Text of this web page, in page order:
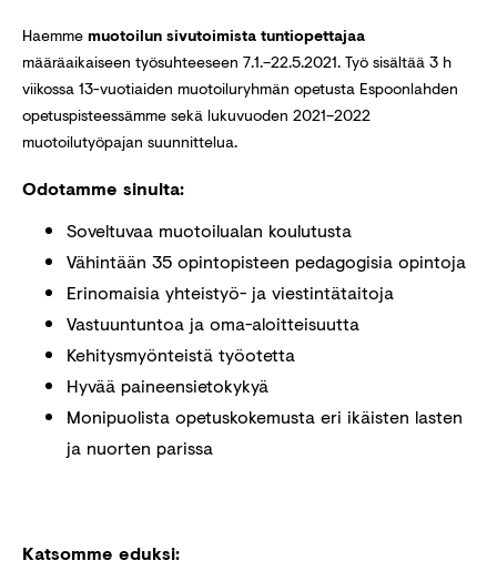
Haemmemuotoilun sivutoimista tuntiopettajaa
määräaikaiseen työsuhteeseen 7.1.–22.5.2021. Työ sisältää 3 h
viikossa 13-vuotiaiden muotoiluryhmän opetusta Espoonlahden
opetuspisteessämme sekä lukuvuoden 2021–2022
muotoilutyöpajan suunnittelua.
Odotamme sinulta:
Soveltuvaa muotoilualan koulutusta
Vähintään 35 opintopisteen pedagogisia opintoja
Erinomaisia yhteistyö- ja viestintätaitoja
Vastuuntuntoa ja oma-aloitteisuutta
Kehitysmyönteistä työotetta
Hyvää paineensietokykyä
Monipuolista opetuskokemusta eri ikäisten lasten
ja nuorten parissa
Katsomme eduksi: